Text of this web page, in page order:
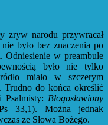
zryw narodu przywracał
było bez znaczenia po
Odniesienie w preambule
było nie tylko
miało w szczerym
Trudno do końca określić
Błogosławiony
33,1). Można jednak
ze Słowa Bożego.